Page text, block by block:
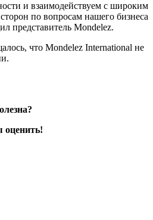
и взаимодействуем с широким
по вопросам нашего бизнеса
представитель Mondelez.
что Mondelez International не
оценить!